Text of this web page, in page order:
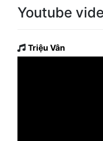
Youtube
Triệu Vân